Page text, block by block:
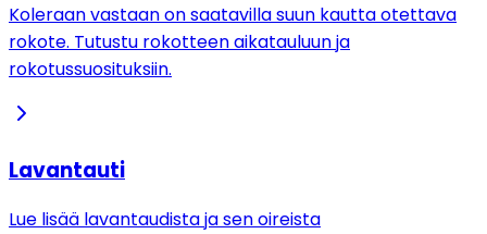
Koleraan vastaan on saatavilla suun kautta otettava
rokote. Tutustu rokotteen aikatauluun ja
rokotussuosituksiin.
Lavantauti
Lue lisää lavantaudista ja sen oireista